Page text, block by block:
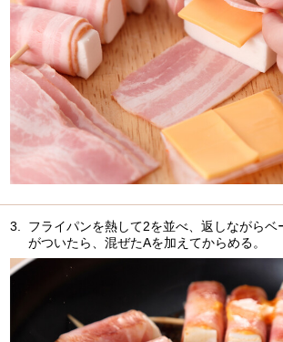
3.
フライパンを熱して2を並べ、返しながらベ
がついたら、混ぜたAを加えてからめる。